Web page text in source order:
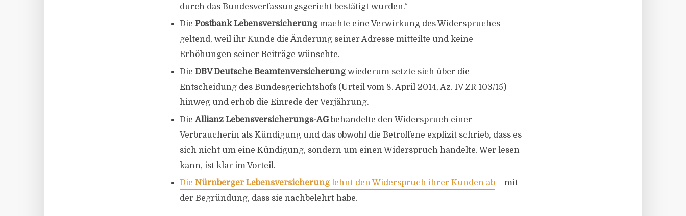
durch das Bundesverfassungsgericht bestätigt wurden.“
Die Postbank Lebensversicherungmachte eine Verwirkung des Widerspruches
geltend, weil ihr Kunde die Änderung seiner Adresse mitteilte und keine
Erhöhungen seiner Beiträge wünschte.
Die DBV Deutsche Beamtenversicherungwiederum setzte sich über die
Entscheidung des Bundesgerichtshofs (Urteil vom 8. April 2014, Az. IV ZR 103/15)
hinweg und erhob die Einrede der Verjährung.
Die Allianz Lebensversicherungs-AGbehandelte den Widerspruch einer
Verbraucherin als Kündigung und das obwohl die Betroffene explizit schrieb, dass es
sich nicht um eine Kündigung, sondern um einen Widerspruch handelte. Wer lesen
kann, ist klar im Vorteil.
DieNürnberger Lebensversicherunglehnt den Widerspruch ihrer Kunden ab – mit
der Begründung, dass sie nachbelehrt habe.